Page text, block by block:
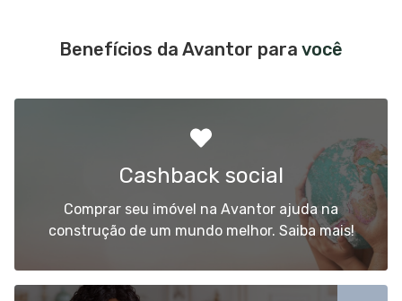
Benefícios da Avantor para você
Cashback social
Comprar seu imóvel na Avantor ajuda na
construção de um mundo melhor. Saiba mais!